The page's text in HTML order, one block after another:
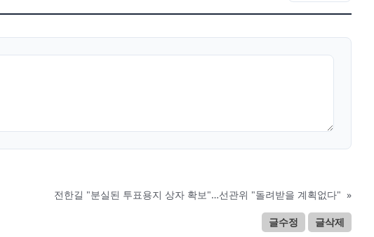
전한길 "분실된 투표용지 상자 확보"…선관위 "돌려받을 계획없다" »
글수정 글삭제